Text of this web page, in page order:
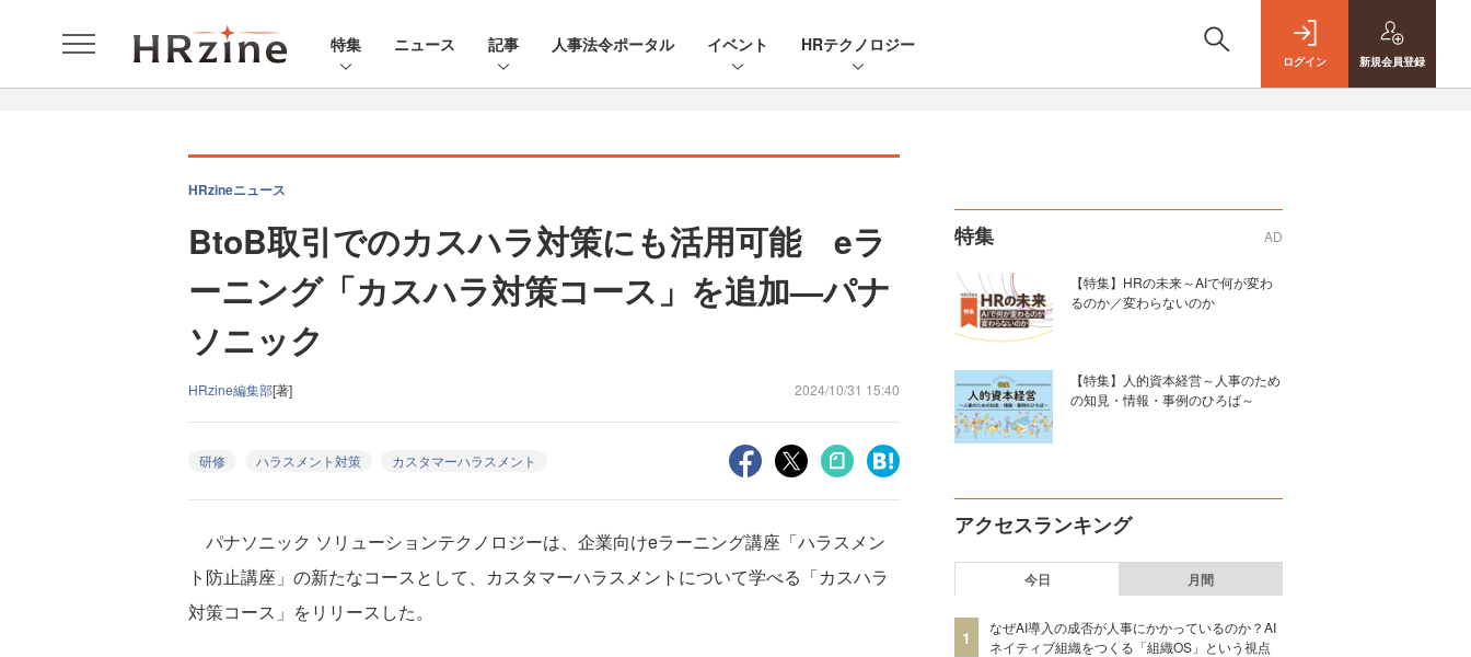
特集 ニュース 記事 人事法令ポータル イベント HRテクノロジー
ログイン 新規会員登録
HRzineニュース
BtoB取引でのカスハラ対策にも活用可能 eラ
ーニング「カスハラ対策コース」を追加—パナ
ソニック
HRzine編集部[著] 2024/10/31 15:40
研修 ハラスメント対策 カスタマーハラスメント
パナソニック ソリューションテクノロジーは、企業向けeラーニング講座「ハラスメン
ト防止講座」の新たなコースとして、カスタマーハラスメントについて学べる「カスハラ
対策コース」をリリースした。
特集 AD
【特集】HRの未来～AIで何が変わ
るのか／変わらないのか
【特集】人的資本経営～人事のため
の知見・情報・事例のひろば～
アクセスランキング
今日 月間
1
なぜAI導入の成否が人事にかかっているのか？AI
ネイティブ組織をつくる「組織OS」という視点